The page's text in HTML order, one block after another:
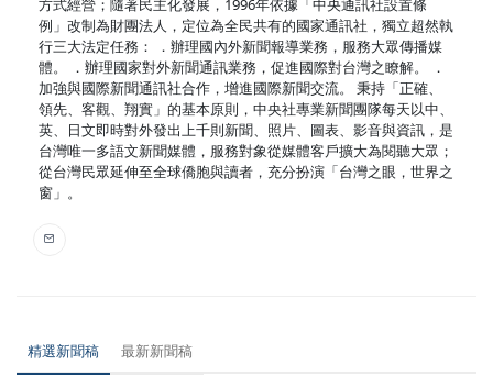
方式經營；隨著民主化發展，1996年依據「中央通訊社設置條
例」改制為財團法人，定位為全民共有的國家通訊社，獨立超然執
行三大法定任務： ．辦理國內外新聞報導業務，服務大眾傳播媒
體。 ．辦理國家對外新聞通訊業務，促進國際對台灣之瞭解。 ．
加強與國際新聞通訊社合作，增進國際新聞交流。 秉持「正確、
領先、客觀、翔實」的基本原則，中央社專業新聞團隊每天以中、
英、日文即時對外發出上千則新聞、照片、圖表、影音與資訊，是
台灣唯一多語文新聞媒體，服務對象從媒體客戶擴大為閱聽大眾；
從台灣民眾延伸至全球僑胞與讀者，充分扮演「台灣之眼，世界之
窗」。
精選新聞稿 最新新聞稿